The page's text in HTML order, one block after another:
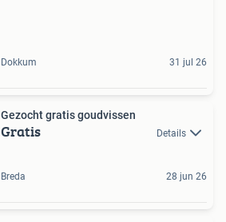
Dokkum 31 jul 26
Gezocht gratis goudvissen
Gratis Details
Breda 28 jun 26